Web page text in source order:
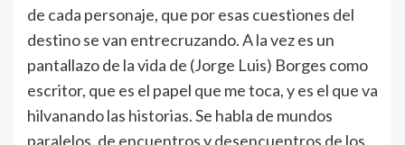
de cada personaje, que por esas cuestiones del
destino se van entrecruzando. A la vez es un
pantallazo de la vida de (Jorge Luis) Borges como
escritor, que es el papel que me toca, y es el que va
hilvanando las historias. Se habla de mundos
paralelos, de encuentros y desencuentros de los